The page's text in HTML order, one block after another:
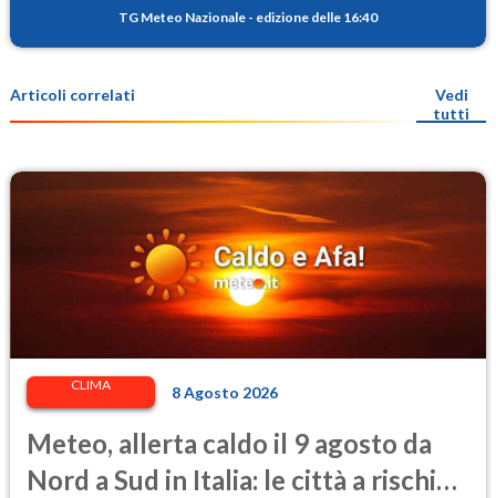
TG Meteo Nazionale - edizione delle 16:40
Articoli correlati
Vedi
tutti
CLIMA 8 Agosto 2026
Meteo, allerta caldo il 9 agosto da
Nord a Sud in Italia: le città a rischio